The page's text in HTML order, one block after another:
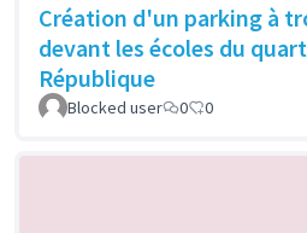
Création d'un parking à
devant les écoles du
République
Blocked user 0 0